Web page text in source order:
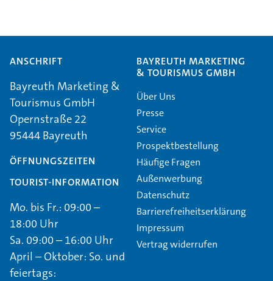
ANSCHRIFT
Bayreuth Marketing &
Tourismus GmbH
Opernstraße 22
95444 Bayreuth
ÖFFNUNGSZEITEN
TOURIST-INFORMATION
Mo. bis Fr.: 09:00 –
18:00 Uhr
Sa. 09:00 – 16:00 Uhr
April – Oktober: So. und
feiertags:
BAYREUTH MARKETING
& TOURISMUS GMBH
Über Uns
Presse
Service
Prospektbestellung
Häufige Fragen
Außenwerbung
Datenschutz
Barrierefreiheitserklärung
Impressum
Vertrag widerrufen